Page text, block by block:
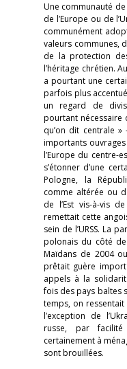
Une communauté
de l’Europe ou de
communément
valeurs communes,
de la protection
l’héritage chrétien.
a pourtant une
parfois plus
un regard de
pourtant nécessaire
qu’on dit centrale
importants
l’Europe du centre-
s’étonner d’une
Pologne, la
comme altérée ou
de l’Est vis-à-vis
remettait cette
sein de l’URSS. La
polonais du côté
Maïdans de 2004
prêtait guère
appels à la
fois des pays baltes
temps, on
l’exception de
russe, par
certainement à
sont brouillées.